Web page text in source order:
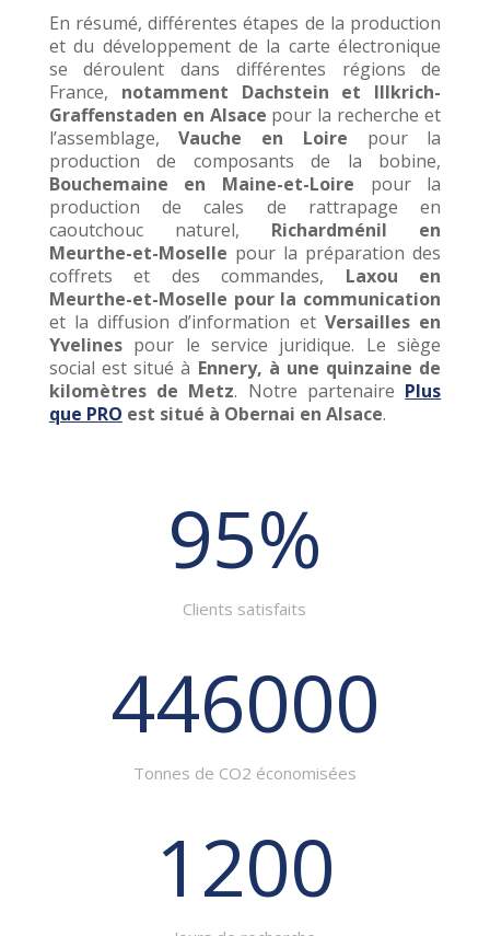
En résumé, différentes étapes de la production
et du développement de la carte électronique
se déroulent dans différentes régions de
France, notamment Dachstein et Illkrich-
Graffenstaden en Alsace pour la recherche et
l’assemblage,Vauche en Loire pour la
production de composants de la bobine,
Bouchemaine en Maine-et-Loire pour la
production de cales de rattrapage en
caoutchouc naturel, Richardménil en
Meurthe-et-Moselle pour la préparation des
coffrets et des commandes, Laxou en
Meurthe-et-Moselle pour la communication
et la diffusion d’information et Versailles en
Yvelinespour le service juridique. Le siège
social est situé à Ennery, à une quinzaine de
kilomètres de Metz. Notre partenaire Plus
que PRO est situé à Obernai en Alsace.
95%
Clients satisfaits
446000
Tonnes de CO2 économisées
1200